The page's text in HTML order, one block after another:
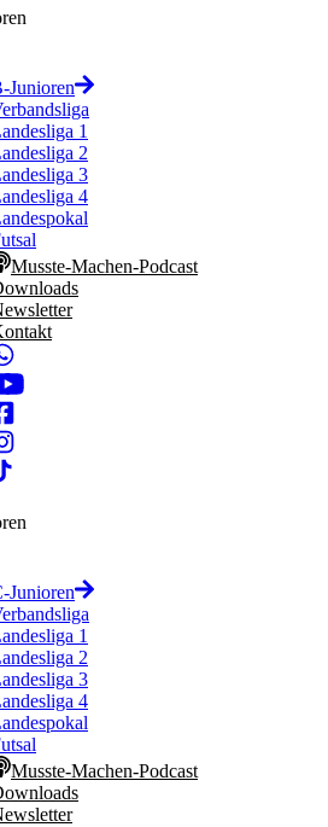
Junioren
1
2
3
4
Musste-Machen-Podcast
Junioren
1
2
3
4
Musste-Machen-Podcast